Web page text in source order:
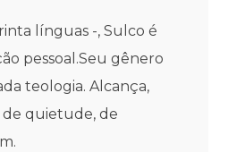
línguas -, Sulco é
pessoal.Seu gênero
teologia. Alcança,
de quietude, de